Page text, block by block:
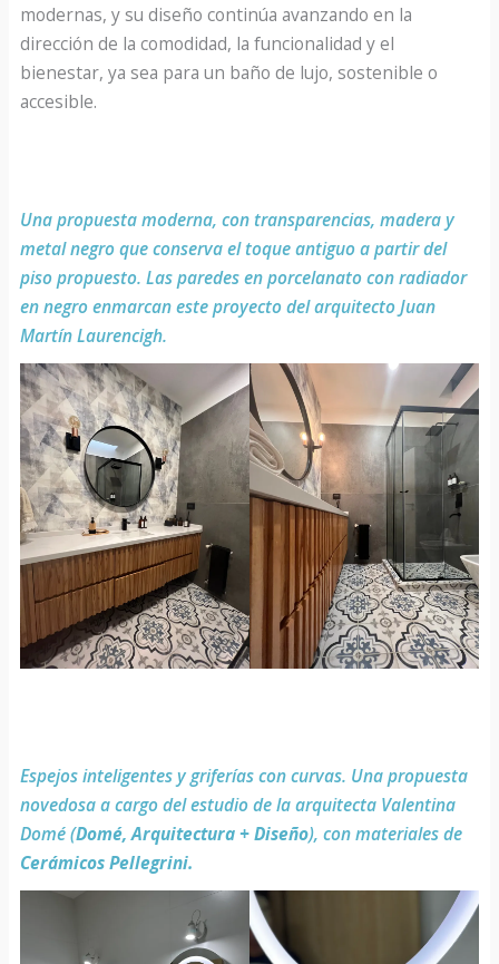
modernas, y su diseño continúa avanzando en la
dirección de la comodidad, la funcionalidad y el
bienestar, ya sea para un baño de lujo, sostenible o
accesible.
Una propuesta moderna, con transparencias, madera y
metal negro que conserva el toque antiguo a partir del
piso propuesto. Las paredes en porcelanato con radiador
en negro enmarcan este proyecto del arquitecto Juan
Martín Laurencigh.
Espejos inteligentes y griferías con curvas. Una propuesta
novedosa a cargo del estudio de la arquitecta Valentina
Domé (Domé, Arquitectura + Diseño), con materiales de
Cerámicos Pellegrini.